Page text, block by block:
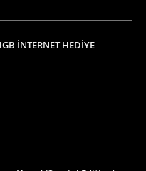
İNTERNET HEDİYE